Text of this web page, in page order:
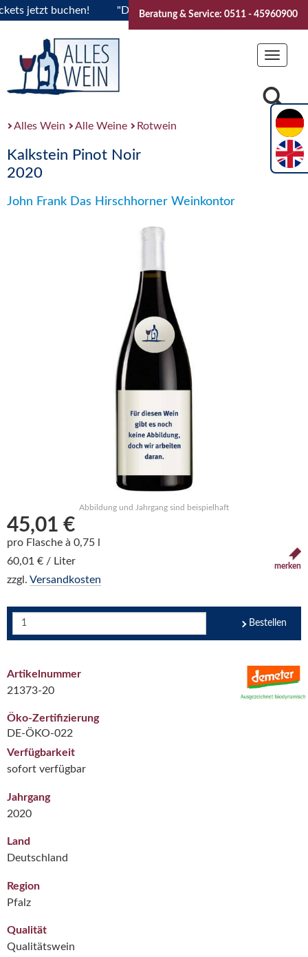
jetzt buchen! "Das Sommerfest 2026" Vive la
Beratung & Service: 0511 - 45960900
Toggle
Alles Wein Alle Weine Rotwein
Kalkstein Pinot Noir
2020
John Frank Das Hirschhorner Weinkontor
Abbildung und Jahrgang sind beispielhaft
45,01 €
pro Flasche à 0,75 l
60,01 € / Liter
zzgl. Versandkosten
merken
Bestellen
Artikelnummer
21373-20
Öko-Zertifizierung
DE-ÖKO-022
Verfügbarkeit
sofort verfügbar
Jahrgang
2020
Land
Deutschland
Region
Pfalz
Qualität
Qualitätswein